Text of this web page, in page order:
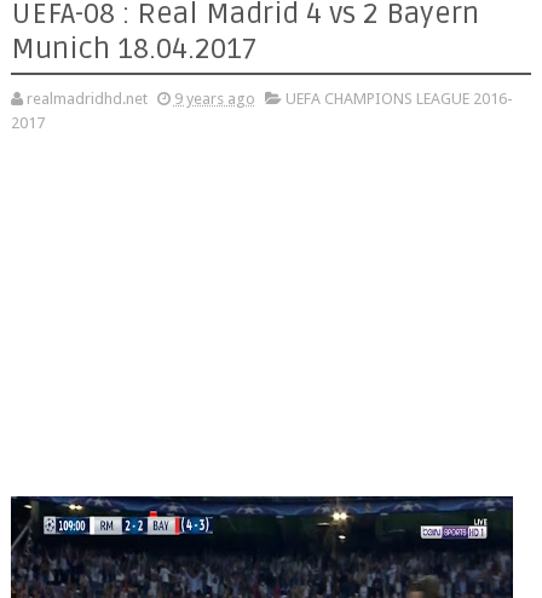
UEFA-08 : Real Madrid 4 vs 2 Bayern
Munich 18.04.2017
realmadridhd.net 9 years ago
UEFA CHAMPIONS LEAGUE 2016-
2017